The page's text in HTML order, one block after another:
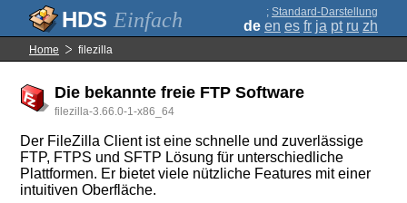
Einfach ; Standard-Darstellung
de en es fr ja pt ru zh
Home filezilla
Die bekannte freie FTP Software
filezilla-3.66.0-1-x86_64
Der FileZilla Client ist eine schnelle und zuverlässige
FTP, FTPS und SFTP Lösung für unterschiedliche
Plattformen. Er bietet viele nützliche Features mit einer
intuitiven Oberfläche.